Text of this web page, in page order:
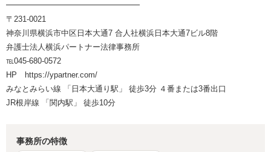
━━━━━━━━━━━━━━━━━
〒231-0021
神奈川県横浜市中区日本大通7 合人社横浜日本大通7ビル8階
弁護士法人横浜パートナー法律事務所
℡045-680-0572
HP https://ypartner.com/
みなとみらい線 「日本大通り駅」 徒歩3分 ４番または3番出口
JR根岸線 「関内駅」 徒歩10分
事務所の特徴